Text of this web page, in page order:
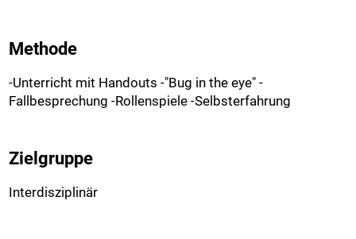
Methode
-Unterricht mit Handouts -"Bug in the eye" -
Fallbesprechung -Rollenspiele -Selbsterfahrung
Zielgruppe
Interdisziplinär